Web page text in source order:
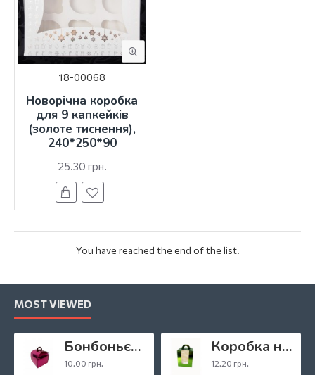
18-00068
Новорічна коробка
для 9 капкейків
(золоте тиснення),
240*250*90
25.30 грн.
You have reached the end of the list.
MOST VIEWED
Бонбоньєрка «Фуксія», 110*110*110
10.00 грн.
Коробка на 1 капкейк зелена з віконцем, 110*90*90
12.20 грн.